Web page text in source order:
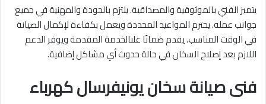
يتميز الفني بالموثوقية والمصداقية. يلتزم بالجودة والمهنية في جميع
جوانب عمله. يحترم المواعيد المحددة ويعمل بكفاءة لإكمال الصيانة
في الوقت المناسب. يقدم ضمانًا علىالخدمة المقدمة ويوفر الدعم
اللازم بعد إصلاح السخان في حالة حدوث أي مشاكل إضافية.
فنى صيانة سخان يونيفرسال كهرباء